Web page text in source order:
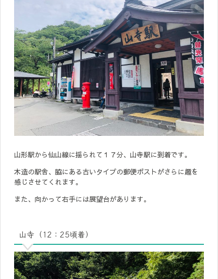
山形駅から仙山線に揺られて１７分、山寺駅に到着です。
木造の駅舎、脇にある古いタイプの郵便ポストがさらに趣を
感じさせてくれます。
また、向かって右手には展望台があります。
山寺（12：25頃着）